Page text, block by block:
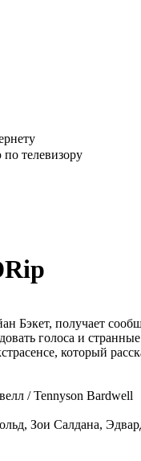
телевизору
Бэкет, получает
голоса и
который
/ Tennyson Bardwell
Зои Салдана,